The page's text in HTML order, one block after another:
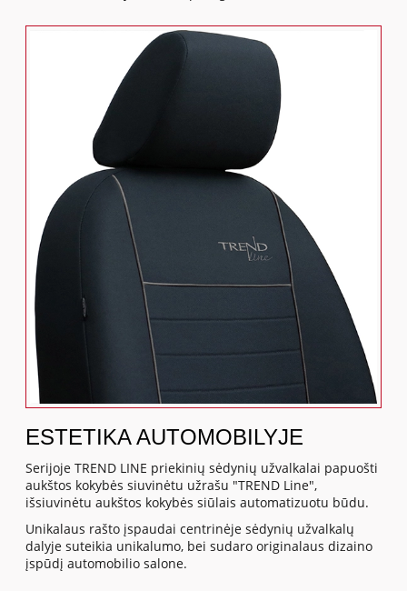
ESTETIKA AUTOMOBILYJE
Serijoje TREND LINE priekinių sėdynių užvalkalai papuošti
aukštos kokybės siuvinėtu užrašu "TREND Line",
išsiuvinėtu aukštos kokybės siūlais automatizuotu būdu.
Unikalaus rašto įspaudai centrinėje sėdynių užvalkalų
dalyje suteikia unikalumo, bei sudaro originalaus dizaino
įspūdį automobilio salone.